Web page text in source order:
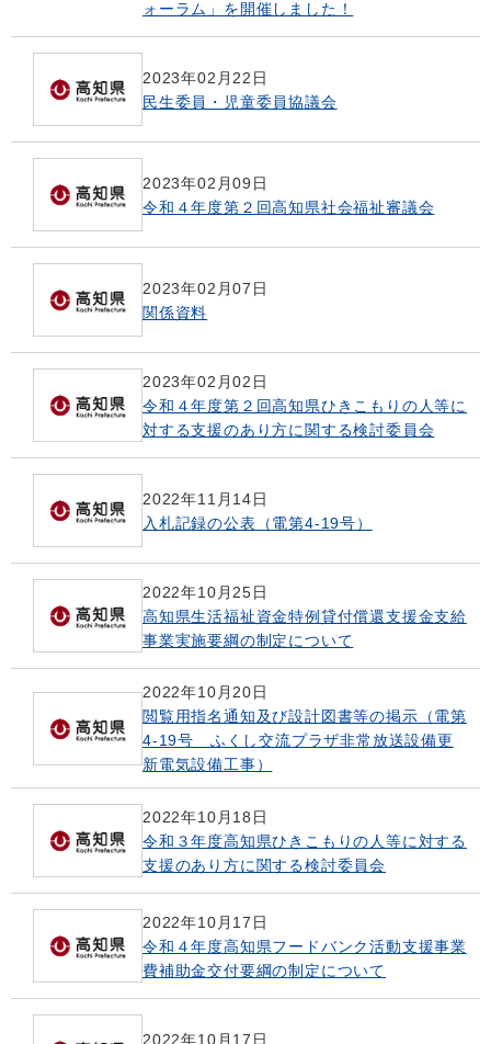
ォーラム」を開催しました！
2023年02月22日
民生委員・児童委員協議会
2023年02月09日
令和４年度第２回高知県社会福祉審議会
2023年02月07日
関係資料
2023年02月02日
令和４年度第２回高知県ひきこもりの人等に
対する支援のあり方に関する検討委員会
2022年11月14日
入札記録の公表（電第4-19号）
2022年10月25日
高知県生活福祉資金特例貸付償還支援金支給
事業実施要綱の制定について
2022年10月20日
閲覧用指名通知及び設計図書等の掲示（電第
4-19号 ふくし交流プラザ非常放送設備更
新電気設備工事）
2022年10月18日
令和３年度高知県ひきこもりの人等に対する
支援のあり方に関する検討委員会
2022年10月17日
令和４年度高知県フードバンク活動支援事業
費補助金交付要綱の制定について
2022年10月17日